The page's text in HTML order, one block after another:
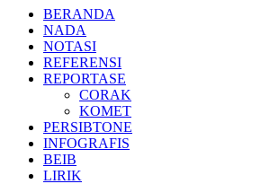
BERANDA
NADA
NOTASI
REFERENSI
REPORTASE
CORAK
KOMET
PERSIBTONE
INFOGRAFIS
BEIB
LIRIK